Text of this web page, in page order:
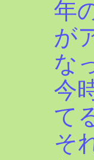
年
が
な
今
て
そ